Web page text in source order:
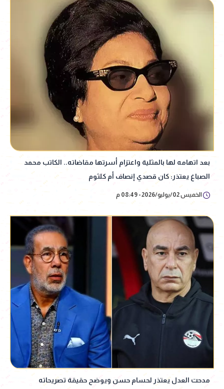
بعد اتهامه لها بالمثلية واعتزام أسرتها مقاضاته.. الكاتب محمد
الصباغ يعتذر: كان قصدي إنصاف أم كلثوم
الخميس 02/يوليو/2026 - 08:49 م
مدحت العدل يعتذر لحسام حسن ويوضح حقيقة تصريحاته